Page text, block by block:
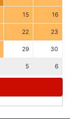
15 16
22 23
29 30
5 6